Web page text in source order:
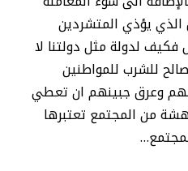
يؤذي المتشردين
فكيف لدولة مثل دولتنا لا
للشرب للمواطنين
وعرق جبينهم ان تعطي
هشة من المجتمع تعتبرها